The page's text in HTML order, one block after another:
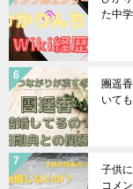
た中
團遥
いて
子供
コメ